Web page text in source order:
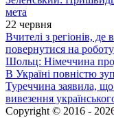
мета
22 червня
Вчителі з регіонів,
повернутися на
Шольц: Німеччина
В Україні повністю
Туреччина заявила,
вивезення
Copyright © 2016 -